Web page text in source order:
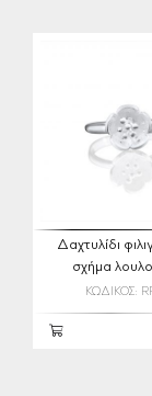
Δαχτυλίδι
σχήμα
ΚΩΔΙΚΟΣ: